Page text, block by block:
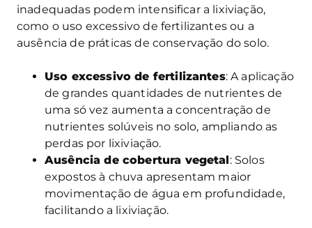
inadequadas podem intensificar a lixiviação,
como o uso excessivo de fertilizantes ou a
ausência de práticas de conservação do solo.
Uso excessivo de fertilizantes: A aplicação
de grandes quantidades de nutrientes de
uma só vez aumenta a concentração de
nutrientes solúveis no solo, ampliando as
perdas por lixiviação.
Ausência de cobertura vegetal: Solos
expostos à chuva apresentam maior
movimentação de água em profundidade,
facilitando a lixiviação.